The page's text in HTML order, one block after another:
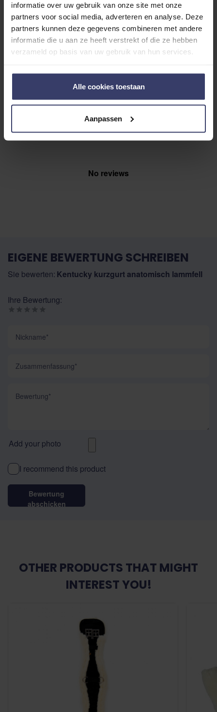
informatie over uw gebruik van onze site met onze
partners voor social media, adverteren en analyse. Deze
partners kunnen deze gegevens combineren met andere
informatie die u aan ze heeft verstrekt of die ze hebben
verzameld op basis van uw gebruik van hun services.
Alle cookies toestaan
Aanpassen
0 0 reviews
More info
Share your thoughts
with other customers
Top customer reviews
No reviews
EIGENE BEWERTUNG SCHREIBEN
Sie bewerten: Kentucky kurzgurt anatomisch lammfell
Ihre Bewertung:
Add your photo
I recommend this product
Bewertung
abschicken
OTHER PRODUCTS THAT MIGHT
INTEREST YOU!